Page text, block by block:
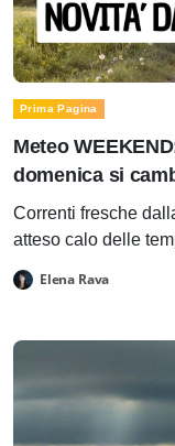
Prima Pagina
Meteo
domenica si
Correnti fresche
atteso calo delle
Elena Rava